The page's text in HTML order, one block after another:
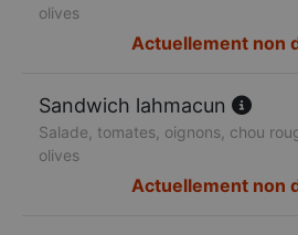
olives
Actuellement non
Sandwich lahmacun
Salade, tomates, oignons, chou
olives
Actuellement non